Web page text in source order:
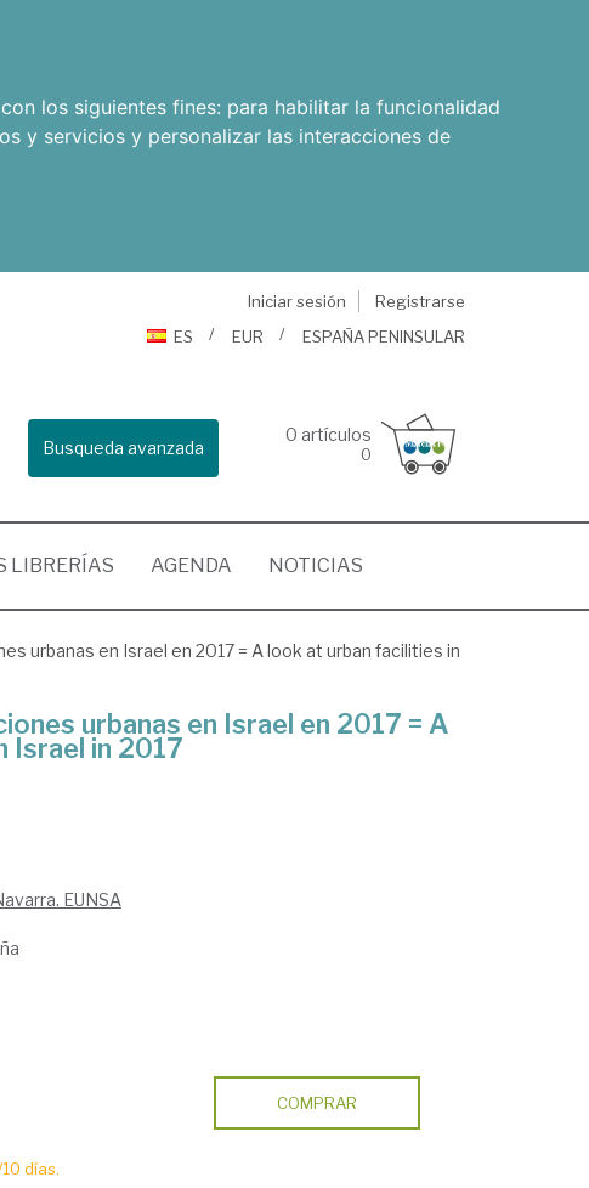
los siguientes fines: para habilitar la funcionalidad
y servicios y personalizar las interacciones de
Iniciar sesión
Registrarse
ES
EUR ESPAÑA PENINSULAR
Busqueda avanzada
0 artículos
0
LIBRERÍAS AGENDA NOTICIAS
urbanas en Israel en 2017 = A look at urban facilities in
urbanas en Israel en 2017 = A
Israel in 2017
EUNSA
días.
COMPRAR